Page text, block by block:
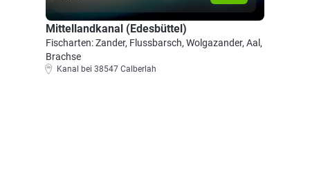
Mittellandkanal (Edesbüttel)
Fischarten: Zander, Flussbarsch, Wolgazander, Aal,
Brachse
Kanal bei 38547 Calberlah